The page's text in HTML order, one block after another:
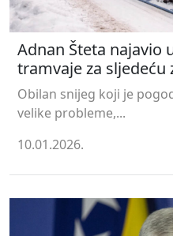
Adnan Šteta najavio
tramvaje za sljedeću
Obilan snijeg koji je
velike probleme,...
10.01.2026.